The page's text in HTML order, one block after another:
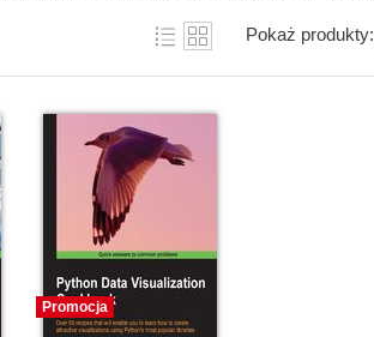
Pokaż produkty:
Promocja